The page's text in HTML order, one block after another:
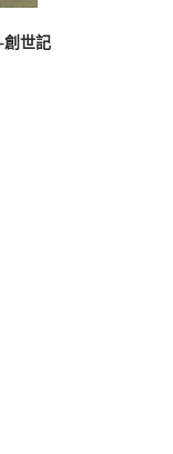
創世記